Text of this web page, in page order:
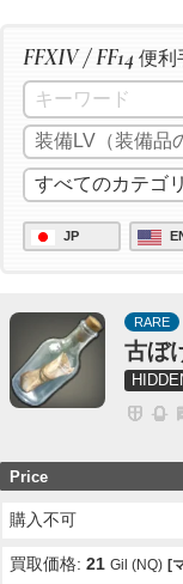
FFXIV / FF14 便利
JP
RARE
古ぼ
Price
購入不可
買取価格:21 Gil (NQ) [